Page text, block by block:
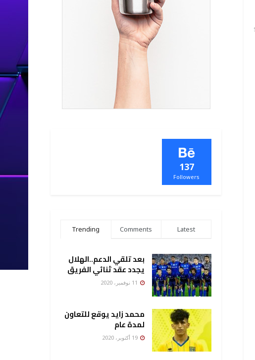
137
Followers
Trending Comments Latest
بعد تلقي الدعم..الهلال
يجدد عقد ثنائي الفريق
محمد زايد يوقع للتعاون
لمدة عام